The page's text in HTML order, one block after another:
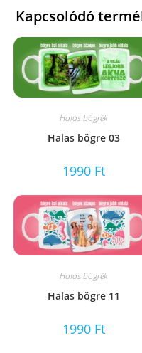
Kapcsolódó
Halas bögrék
Halas bögre 03
1990 Ft
Halas bögrék
Halas bögre 11
1990 Ft